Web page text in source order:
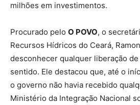
milhões em investimentos.
Procurado pelo O POVO, o
Recursos Hídricos do Ceará,
desconhecer qualquer liberação
sentido. Ele destacou que, até o
o governo não havia recebido
Ministério da Integração Nacional